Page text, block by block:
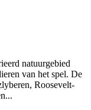
natuurgebied
van het spel. De
Roosevelt-